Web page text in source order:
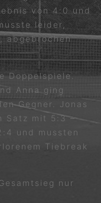
von 4:0 und
leider,
abgebrochen
Doppelspiele.
Anna ging
Gegner. Jonas
Satz mit 5:3 –
und mussten
Tiebreak
nur